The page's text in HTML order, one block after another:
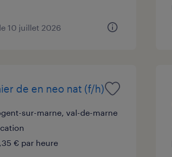
10 juillet 2026
de en neo nat (f/h)
sur-marne, val-de-marne
€ par heure